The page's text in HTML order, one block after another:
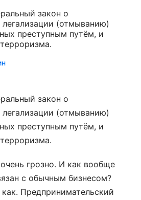
закон о
(отмыванию)
преступным путём, и
закон о
(отмыванию)
преступным путём, и
грозно. И как вообще
с обычным бизнесом?
Предпринимательский